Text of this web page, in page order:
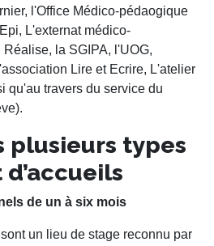
l'Office Médico-pédaogique
L'externat médico-
la SGIPA, l'UOG,
Lire et Ecrire, L'atelier
qu'au travers du service du
plusieurs types
de un à six mois
un lieu de stage reconnu par